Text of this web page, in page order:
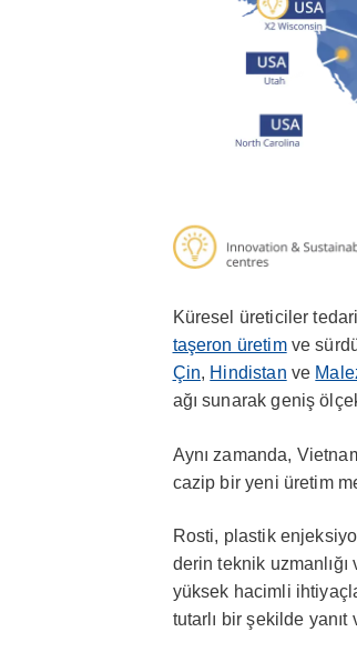
Küresel üreticiler
taşeron üretimve
Çin, Hindistan ve
ağı sunarak geniş
Aynı zamanda,
cazip bir yeni üretim
Rosti, plastik
derin teknik
yüksek hacimli
tutarlı bir şekilde